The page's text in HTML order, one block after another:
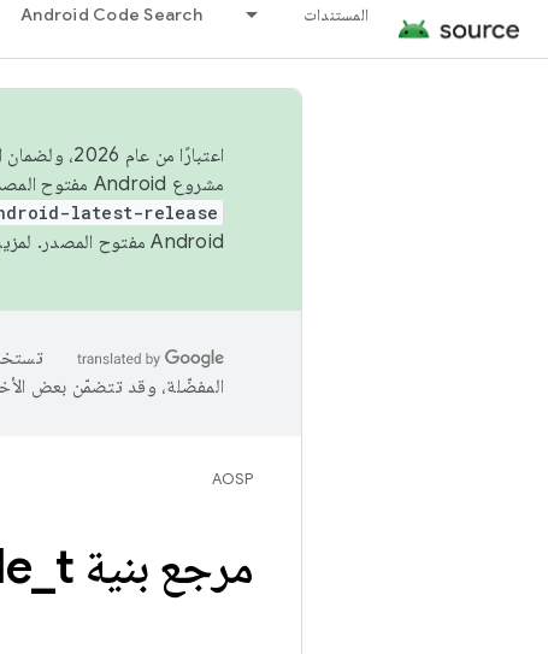
المستندات Android Code Search
اعتبارًا من
مشروع Android مفتوح المصدر (AOSP) في الربعَين الثاني والرابع. لبناء مشروع Android مفتوح المصدر والمساهمة فيه، استخدِم
latest-release
Android مفتوح المصدر. لمزيد من المعلومات، يُرجى الاطّلاع على
المفضّلة، وقد تتضمّن بعض
AOSP
مرجع بنية sensors t